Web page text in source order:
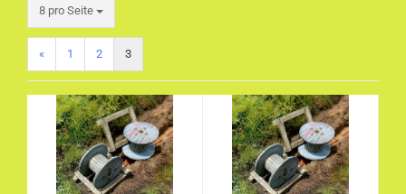
8 pro Seite
pro Seite
« 1 2 3